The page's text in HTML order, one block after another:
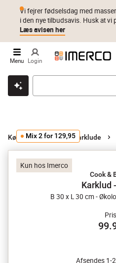
Klik & hent Byt i 1 år
Vi fejrer fødselsdag med
i den nye tilbudsavis. Husk at vi
Læs avisen her
Menu Login
Køkkentekstiler Karklude
Kun hos Imerco
Mix 2 for 129,95
Cook &
Karklud
B 30 x L 30 cm -
Pris
Afsendes 1-